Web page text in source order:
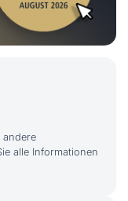
andere
alle Informationen